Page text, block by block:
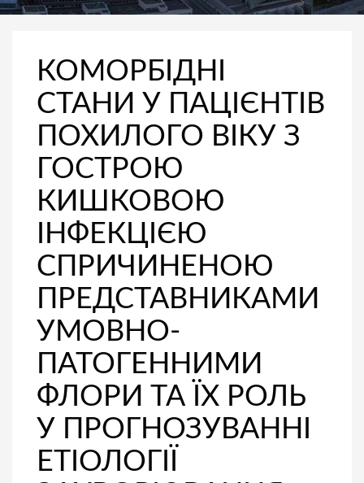
КОМОРБІДНІ
СТАНИ У ПАЦІЄНТІВ
ПОХИЛОГО ВІКУ З
ГОСТРОЮ
КИШКОВОЮ
ІНФЕКЦІЄЮ
СПРИЧИНЕНОЮ
ПРЕДСТАВНИКАМИ
УМОВНО-
ПАТОГЕННИМИ
ФЛОРИ ТА ЇХ РОЛЬ
У ПРОГНОЗУВАННІ
ЕТІОЛОГІЇ